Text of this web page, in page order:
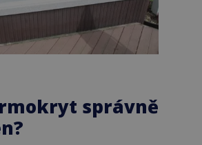
správně